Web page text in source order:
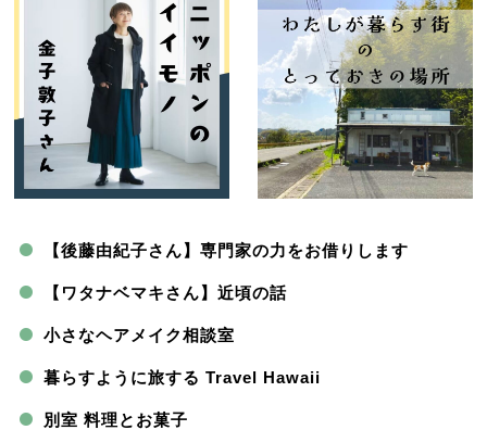
【後藤由紀子さん】専門家の力をお借りします
【ワタナベマキさん】近頃の話
小さなヘアメイク相談室
暮らすように旅する Travel Hawaii
別室 料理とお菓子